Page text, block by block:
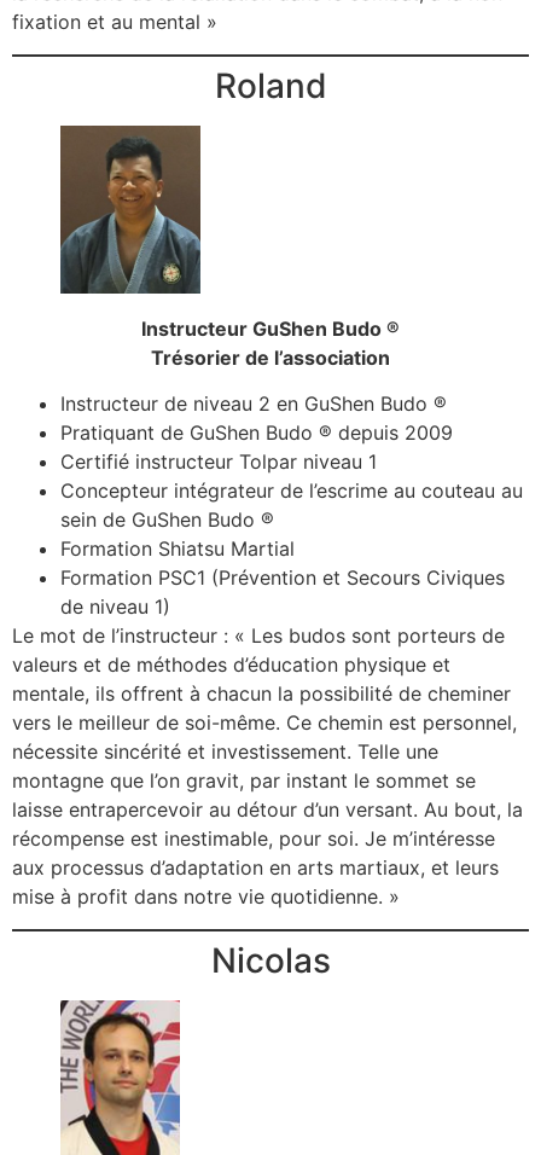
fixation et au mental »
Roland
Instructeur GuShen Budo ®
Trésorier de l’association
Instructeur de niveau 2 en GuShen Budo ®
Pratiquant de GuShen Budo ® depuis 2009
Certifié instructeur Tolpar niveau 1
Concepteur intégrateur de l’escrime au couteau au
sein de GuShen Budo ®
Formation Shiatsu Martial
Formation PSC1 (Prévention et Secours Civiques
de niveau 1)
Le mot de l’instructeur : « Les budos sont porteurs de
valeurs et de méthodes d’éducation physique et
mentale, ils offrent à chacun la possibilité de cheminer
vers le meilleur de soi-même. Ce chemin est personnel,
nécessite sincérité et investissement. Telle une
montagne que l’on gravit, par instant le sommet se
laisse entrapercevoir au détour d’un versant. Au bout, la
récompense est inestimable, pour soi. Je m’intéresse
aux processus d’adaptation en arts martiaux, et leurs
mise à profit dans notre vie quotidienne. »
Nicolas